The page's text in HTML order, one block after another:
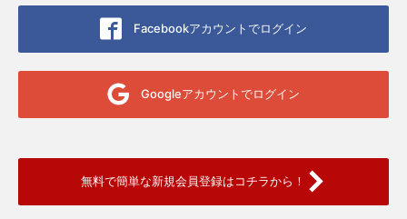
Facebookアカウントでログイン
Googleアカウントでログイン
無料で簡単な新規会員登録はコチラから！